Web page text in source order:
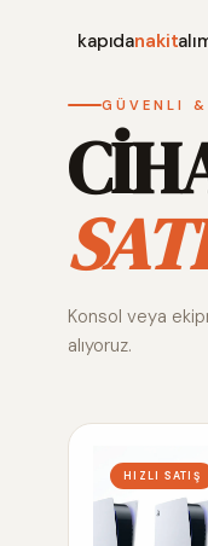
kapıdanakit
GÜVENLI
Konsol veya
alıyoruz.
HIZLI SATIŞ